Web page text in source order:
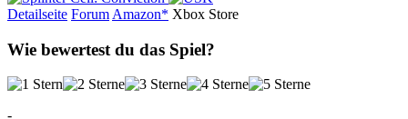
Detailseite Forum Amazon* Xbox Store
Wie bewertest du das Spiel?
-